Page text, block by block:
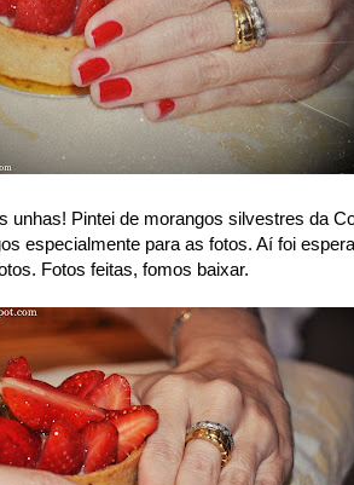
unhas! Pintei de morangos silvestres da
especialmente para as fotos. Aí foi
Fotos feitas, fomos baixar.